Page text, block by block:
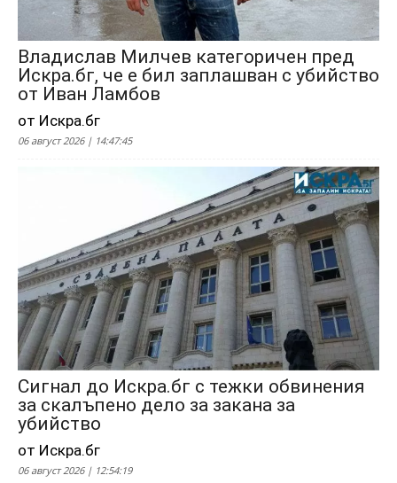
Владислав Милчев категоричен пред
Искра.бг, че е бил заплашван с убийство
от Иван Ламбов
от Искра.бг
06 август 2026 | 14:47:45
Сигнал до Искра.бг с тежки обвинения
за скалъпено дело за закана за
убийство
от Искра.бг
06 август 2026 | 12:54:19